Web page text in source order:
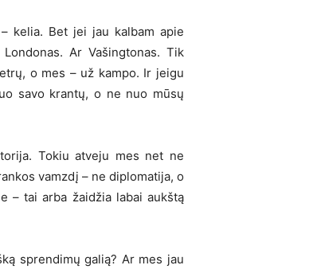
kelia. Bet jei jau kalbam apie
Ar Vašingtonas. Tik
o mes – už kampo. Ir jeigu
savo krantų, o ne nuo mūsų
Tokiu atveju mes net ne
vamzdį – ne diplomatija, o
– tai arba žaidžia labai aukštą
sprendimų galią? Ar mes jau